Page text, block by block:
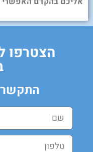
הצטרפו
התקשרו: 04-